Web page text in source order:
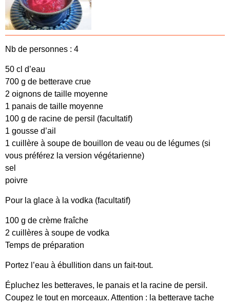
Nb de personnes : 4
50 cl d’eau
700 g de betterave crue
2 oignons de taille moyenne
1 panais de taille moyenne
100 g de racine de persil (facultatif)
1 gousse d’ail
1 cuillère à soupe de bouillon de veau ou de légumes (si
vous préférez la version végétarienne)
sel
poivre
Pour la glace à la vodka (facultatif)
100 g de crème fraîche
2 cuillères à soupe de vodka
Temps de préparation
Portez l’eau à ébullition dans un fait-tout.
Épluchez les betteraves, le panais et la racine de persil.
Coupez le tout en morceaux. Attention : la betterave tache